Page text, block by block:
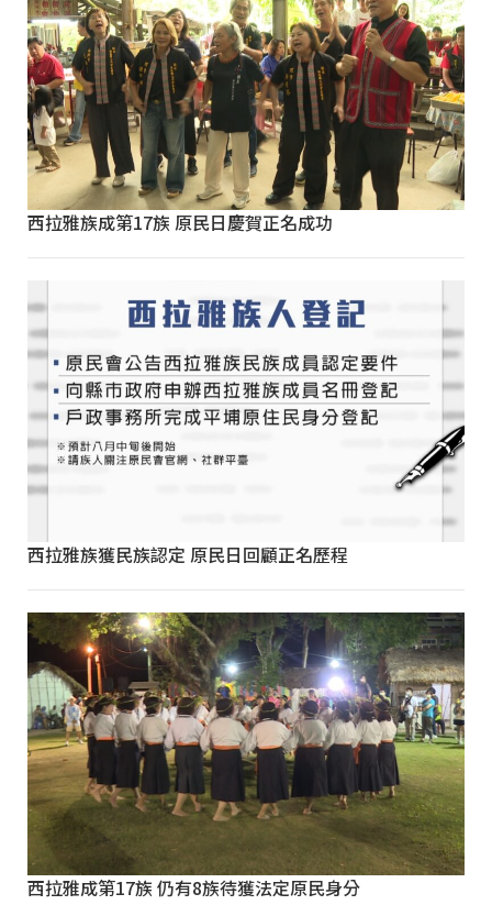
西拉雅族成第17族 原民日慶賀正名成功
西拉雅族獲民族認定 原民日回顧正名歷程
西拉雅成第17族 仍有8族待獲法定原民身分